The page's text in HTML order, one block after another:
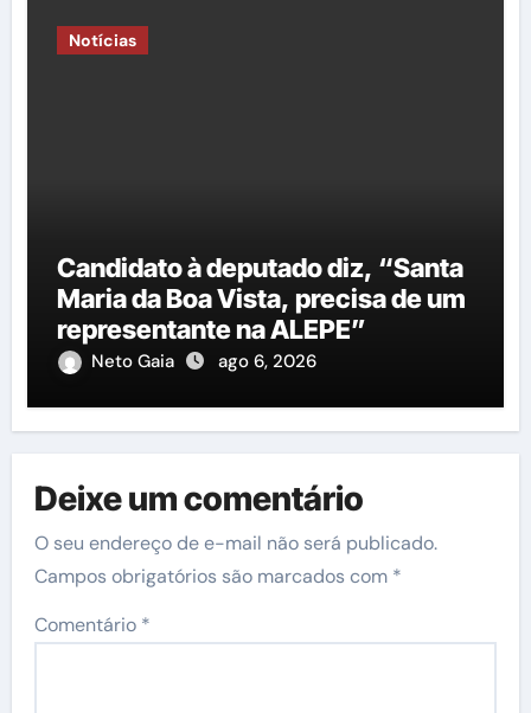
Notícias
Candidato à deputado diz, “Santa
Maria da Boa Vista, precisa de um
representante na ALEPE”
Neto Gaia ago 6, 2026
Deixe um comentário
O seu endereço de e-mail não será publicado.
Campos obrigatórios são marcados com *
Comentário *